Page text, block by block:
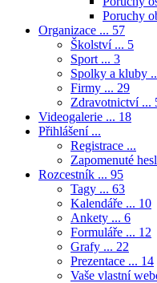
Poruchy
Organizace ... 57
Školství ... 5
Sport ... 3
Spolky a kluby
Firmy ... 29
Zdravotnictví ...
Videogalerie ... 18
Přihlášení ...
Registrace ...
Zapomenuté
Rozcestník ... 95
Tagy ... 63
Kalendáře ... 10
Ankety ... 6
Formuláře ... 12
Grafy ... 22
Prezentace ... 14
Vaše vlastní